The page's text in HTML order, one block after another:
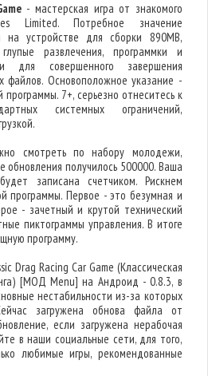
- мастерская игра от знакомого
Limited. Потребное значение
на устройстве для сборки 890MB,
развлечения, программки и
для совершенного завершения
файлов. Основоположное указание -
7+, серьезно отнеситесь к
системных ограничений,
смотреть по набору молодежи,
обновления получилось 500000. Ваша
записана счетчиком. Рискнем
программы. Первое - это безумная и
- зачетный и крутой технический
пиктограммы управления. В итоге
программу.
Drag Racing Car Game (Классическая
[МОД Menu] на Андроид - 0.8.3, в
нестабильности из-за которых
загружена обнова файла от
если загружена нерабочая
в наши социальные сети, для того,
любимые игры, рекомендованные